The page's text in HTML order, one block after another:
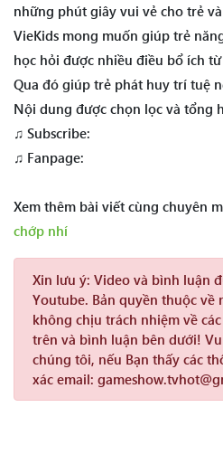
những phút giây vui vẻ cho trẻ
VieKids mong muốn giúp trẻ
học hỏi được nhiều điều bổ ích
Qua đó giúp trẻ phát huy trí tuệ
Nội dung được chọn lọc và tổng
♫ Subscribe:
♫ Fanpage:
Xem thêm bài viết cùng chuyên
chớp nhí
Xin lưu ý: Video và bình luận
Youtube. Bản quyền thuộc về
không chịu trách nhiệm về
trên và bình luận bên dưới!
chúng tôi, nếu Bạn thấy các
xác email: